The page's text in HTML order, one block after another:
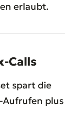
erlaubt.
Calls
spart die
-Aufrufen plus